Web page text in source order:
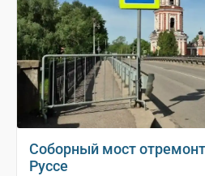
Соборный мост
Руссе